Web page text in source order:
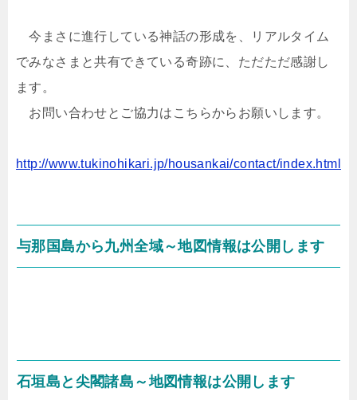
今まさに進行している神話の形成を、リアルタイム
でみなさまと共有できている奇跡に、ただただ感謝し
ます。
お問い合わせとご協力はこちらからお願いします。
http://www.tukinohikari.jp/housankai/contact/index.html
与那国島から九州全域～地図情報は公開します
石垣島と尖閣諸島～地図情報は公開します